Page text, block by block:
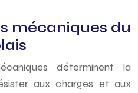
mécaniques du
déterminent la
aux charges et aux